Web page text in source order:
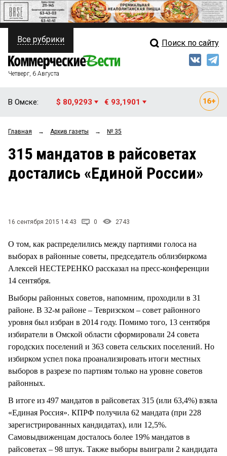
ПОЛИТИКА
ФИНАНСЫ
ОБЩЕСТВО
ЗАКОН
СТИЛЬ ЖИЗНИ
Свежий выпуск
Рейтинги
Блоги
Все рубрики Поиск по сайту
Четверг, 6 Августа
В Омске: $ 80,9293 € 93,1901
Главная → Архив газеты → № 35
315 мандатов в райсоветах
достались «Единой России»
16 сентября 2015 14:43 0 2743
О том, как распределились между партиями голоса на
выборах в районные советы, председатель облизбиркома
Алексей НЕСТЕРЕНКО рассказал на пресс-конференции
14 сентября.
Выборы районных советов, напомним, проходили в 31
районе. В 32-м районе – Тевризском – совет районного
уровня был избран в 2014 году. Помимо того, 13 сентября
избиратели в Омской области сформировали 24 совета
городских поселений и 363 совета сельских поселений. Но
избирком успел пока проанализировать итоги местных
выборов в разрезе по партиям только на уровне советов
районных.
В итоге из 497 мандатов в райсоветах 315 (или 63,4%) взяла
«Единая Россия». КПРФ получила 62 мандата (при 228
зарегистрированных кандидатах), или 12,5%.
Самовыдвиженцам досталось более 19% мандатов в
райсоветах – 98 штук. Также выборы выиграли 2 кандидата